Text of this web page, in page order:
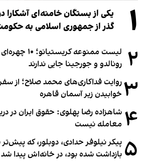
۱
یکی از بستگان خامنه‌ای آشکارا
گذر از جمهوری اسلامی به
۲
لیست ممنوعه
رونالدو و جورجینا جایی ندارند
۳ خوابیدن زیر آسمان قاهره
۴ شاهزاده رضا پهلوی: حقوق ایران در
معامله نیست
۵ پیکر نیلوفر حدادی، دوبلور، که
بازداشت شده بود، در خانه‌اش پیدا شد